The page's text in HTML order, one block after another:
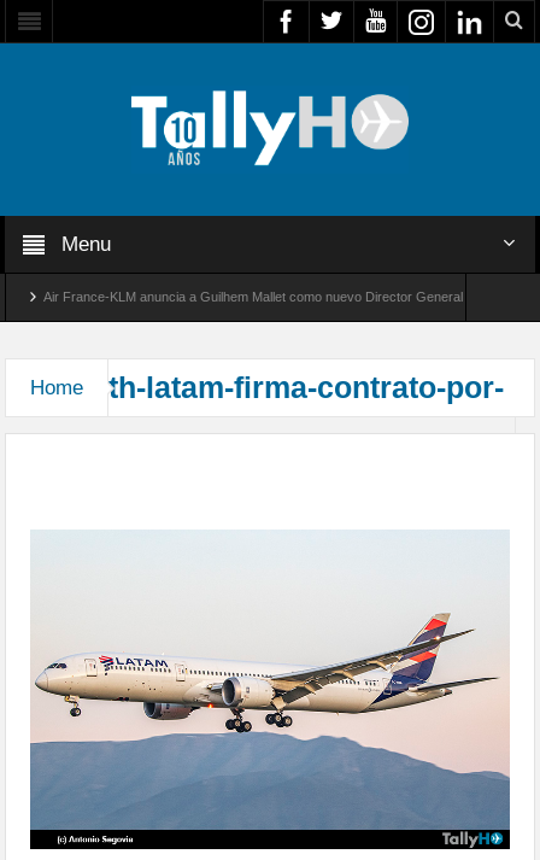
Menu
Air France-KLM anuncia a Guilhem Mallet como nuevo Director General para América
Home th-latam-firma-contrato-por-